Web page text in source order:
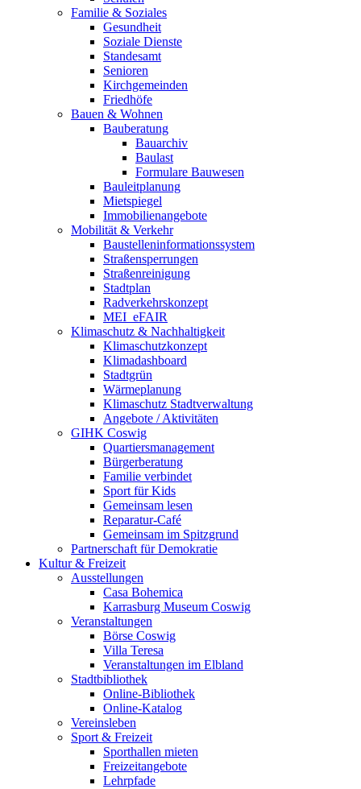
Familie & Soziales
Gesundheit
Soziale Dienste
Standesamt
Senioren
Kirchgemeinden
Friedhöfe
Bauen & Wohnen
Bauberatung
Bauarchiv
Baulast
Formulare Bauwesen
Bauleitplanung
Mietspiegel
Immobilienangebote
Mobilität & Verkehr
Baustelleninformationssystem
Straßensperrungen
Straßenreinigung
Stadtplan
Radverkehrskonzept
MEI_eFAIR
Klimaschutz & Nachhaltigkeit
Klimaschutzkonzept
Klimadashboard
Stadtgrün
Wärmeplanung
Klimaschutz Stadtverwaltung
Angebote / Aktivitäten
GIHK Coswig
Quartiersmanagement
Bürgerberatung
Familie verbindet
Sport für Kids
Gemeinsam lesen
Reparatur-Café
Gemeinsam im Spitzgrund
Partnerschaft für Demokratie
Kultur & Freizeit
Ausstellungen
Casa Bohemica
Karrasburg Museum Coswig
Veranstaltungen
Börse Coswig
Villa Teresa
Veranstaltungen im Elbland
Stadtbibliothek
Online-Bibliothek
Online-Katalog
Vereinsleben
Sport & Freizeit
Sporthallen mieten
Freizeitangebote
Lehrpfade